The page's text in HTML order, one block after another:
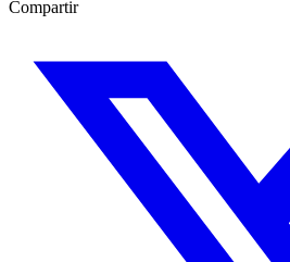
Compartir